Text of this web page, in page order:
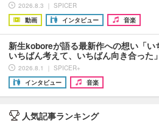
2026.8.3 ｜ SPICER
動画
インタビュー 音楽
新生koboreが語る最新作への想い「い
いちばん考えて、いちばん向き合った」
2026.8.1 ｜ SPICER+
インタビュー
音楽
人気記事ランキング